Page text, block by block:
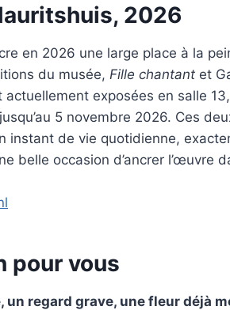
2026
en 2026 une large place à la
du musée, Fille chantant et
actuellement exposées en salle
5 novembre 2026. Ces
instant de vie quotidienne,
belle occasion d’ancrer l’œuvre
pour vous
un regard grave, une fleur déjà